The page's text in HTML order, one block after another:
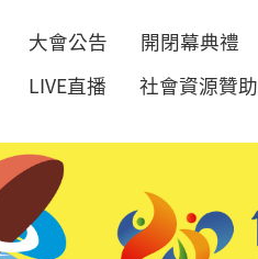
大會公告 開閉幕典禮
LIVE直播 社會資源贊助